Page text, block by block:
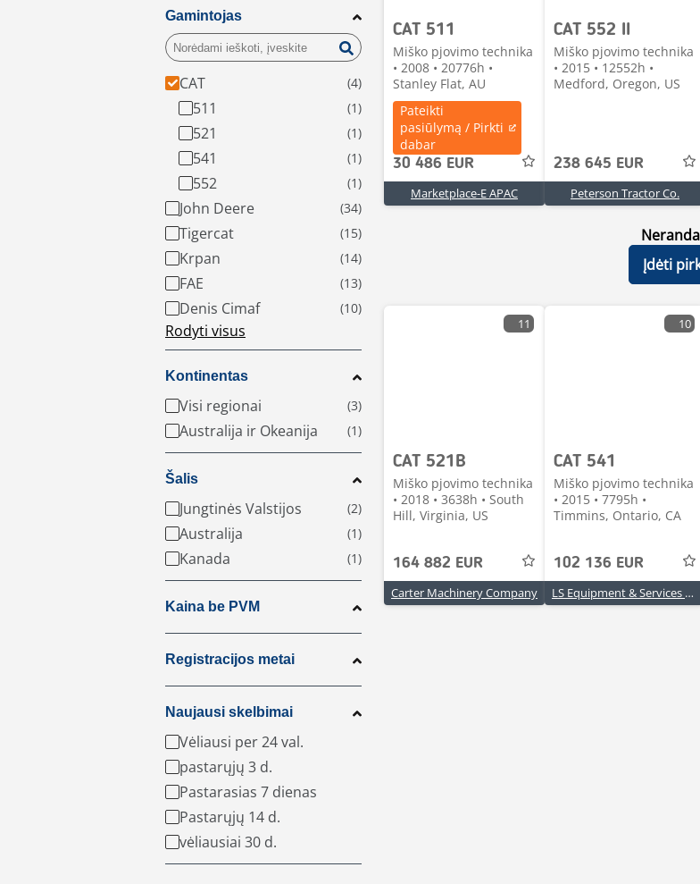
Gamintojas
CAT
511
521
541
552
John Deere
Tigercat
Krpan
FAE
Denis Cimaf
Rodyti visus
Kontinentas
Visi regionai
Australija ir Okeanija
Šalis
Jungtinės Valstijos
Australija
Kanada
Kaina be PVM
Registracijos metai
Naujausi skelbimai
Vėliausi per 24 val.
pastarųjų 3 d.
Pastarasias 7 dienas
Pastarųjų 14 d.
vėliausiai 30 d.
CAT 511
Miško pjovimo technika
• 2008 • 20776h •
Stanley Flat, AU
Pateikti
pasiūlymą / Pirkti
dabar
30 486 EUR
Marketplace-E APAC
CAT 552 II
Miško pjovimo technika
• 2015 • 12552h •
Medford, Oregon, US
238 645 EUR
Peterson Tractor Co.
Įdėti
11
CAT 521B
Miško pjovimo technika
• 2018 • 3638h • South
Hill, Virginia, US
164 882 EUR
Carter Machinery Company
10
CAT 541
Miško pjovimo technika
• 2015 • 7795h •
Timmins, Ontario, CA
102 136 EUR
LS Equipment & Services Ltd.